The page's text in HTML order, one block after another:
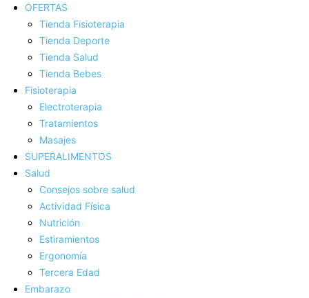
OFERTAS
Tienda Fisioterapia
Tienda Deporte
Tienda Salud
Tienda Bebes
Fisioterapia
Electroterapia
Tratamientos
Masajes
SUPERALIMENTOS
Salud
Consejos sobre salud
Actividad Fí­sica
Nutrición
Estiramientos
Ergonomí­a
Tercera Edad
Embarazo